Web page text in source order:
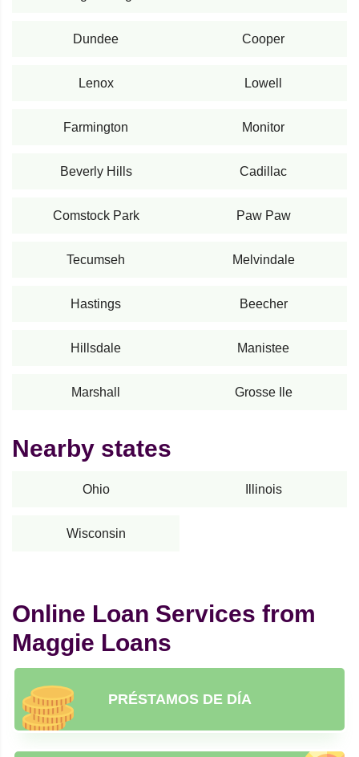
Dundee Cooper
Lenox Lowell
Farmington Monitor
Beverly Hills Cadillac
Comstock Park Paw Paw
Tecumseh Melvindale
Hastings Beecher
Hillsdale Manistee
Marshall Grosse Ile
Nearby states
Ohio Illinois
Wisconsin
Online Loan Services from
Maggie Loans
PRÉSTAMOS DE DÍA